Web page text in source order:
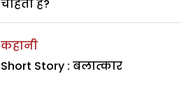
चाहती है?
कहानी
Short Story : बलात्कार